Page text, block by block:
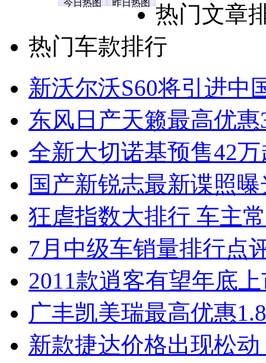
今日热图
昨日热图
热门文章
热门车款排行
新沃尔沃S60将引进中
东风日产天籁最高优
全新大切诺基预售42
国产新锐志最新谍照
狂虐指数大排行 车主
7月中级车销量排行点
2011款逍客有望年底
广丰凯美瑞最高优惠
新款捷达价格出现松